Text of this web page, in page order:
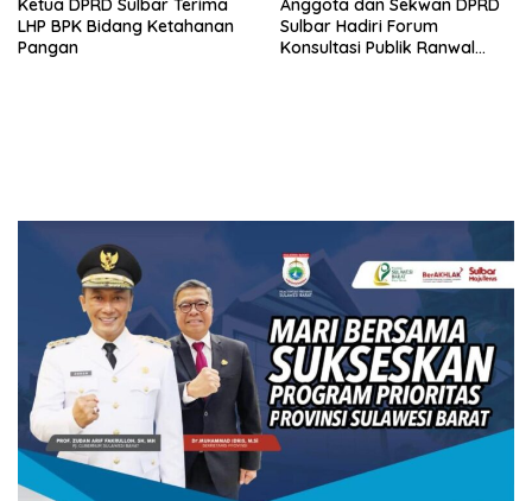
Ketua DPRD Sulbar Terima
LHP BPK Bidang Ketahanan
Pangan
Anggota dan Sekwan DPRD
Sulbar Hadiri Forum
Konsultasi Publik Ranwal